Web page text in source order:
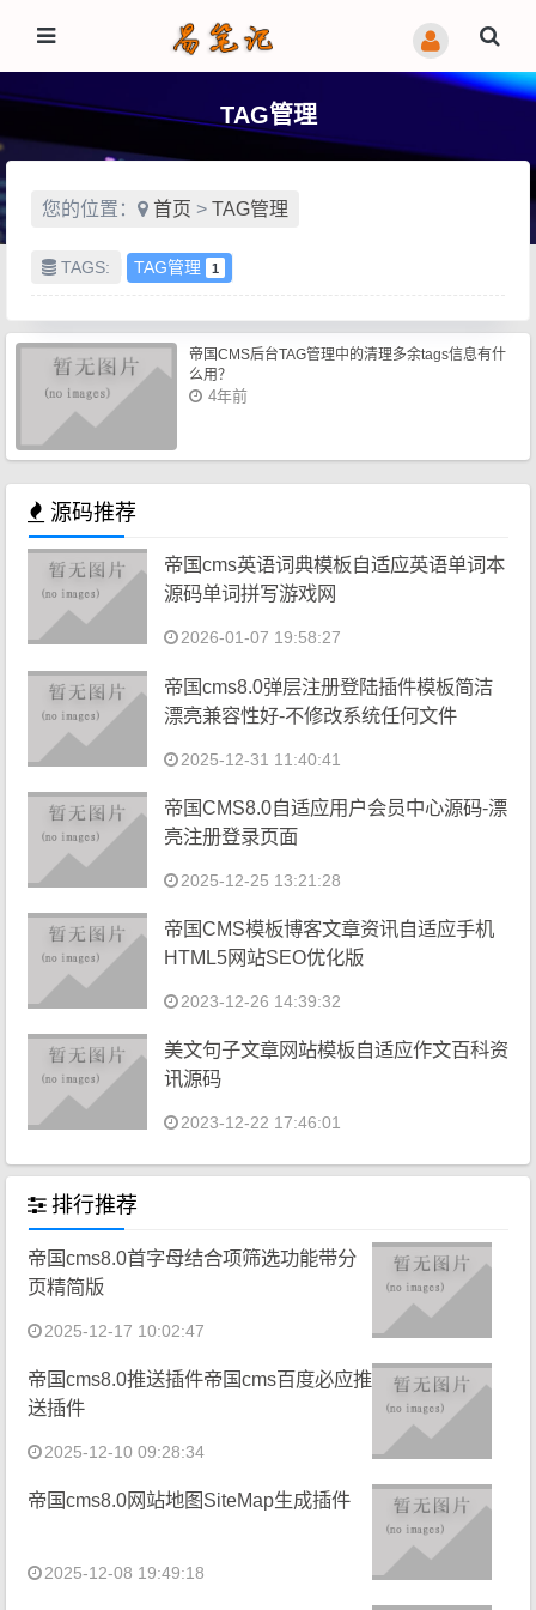
TAG管理
您的位置： 首页 > TAG管理
TAGS: TAG管理 1
帝国CMS后台TAG管理中的清理多余tags信息有什
么用？
4年前
源码推荐
帝国cms英语词典模板自适应英语单词本
源码单词拼写游戏网
2026-01-07 19:58:27
帝国cms8.0弹层注册登陆插件模板简洁
漂亮兼容性好-不修改系统任何文件
2025-12-31 11:40:41
帝国CMS8.0自适应用户会员中心源码-漂
亮注册登录页面
2025-12-25 13:21:28
帝国CMS模板博客文章资讯自适应手机
HTML5网站SEO优化版
2023-12-26 14:39:32
美文句子文章网站模板自适应作文百科资
讯源码
2023-12-22 17:46:01
排行推荐
帝国cms8.0首字母结合项筛选功能带分
页精简版
2025-12-17 10:02:47
帝国cms8.0推送插件帝国cms百度必应推
送插件
2025-12-10 09:28:34
帝国cms8.0网站地图SiteMap生成插件
2025-12-08 19:49:18